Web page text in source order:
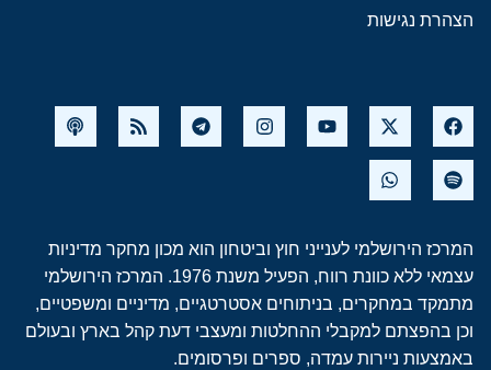
הצהרת נגישות
המרכז הירושלמי לענייני חוץ וביטחון הוא מכון מחקר מדיניות
עצמאי ללא כוונת רווח, הפעיל משנת 1976. המרכז הירושלמי
מתמקד במחקרים, בניתוחים אסטרטגיים, מדיניים ומשפטיים,
וכן בהפצתם למקבלי ההחלטות ומעצבי דעת קהל בארץ ובעולם
באמצעות ניירות עמדה, ספרים ופרסומים.